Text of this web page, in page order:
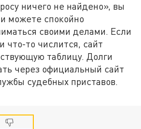
ничего не найдено», вы
можете спокойно
своими делами. Если
что-то числится, сайт
таблицу. Долги
через официальный сайт
судебных приставов.